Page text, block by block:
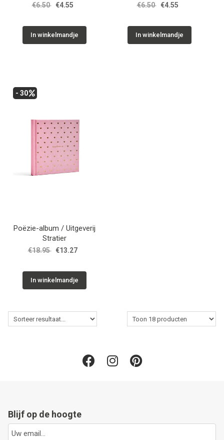
€6.50 €4.55
In winkelmandje
€6.50 €4.55
In winkelmandje
- 30
Poëzie-album / Uitgeverij
Stratier
€18.95 €13.27
In winkelmandje
Blijf op de hoogte